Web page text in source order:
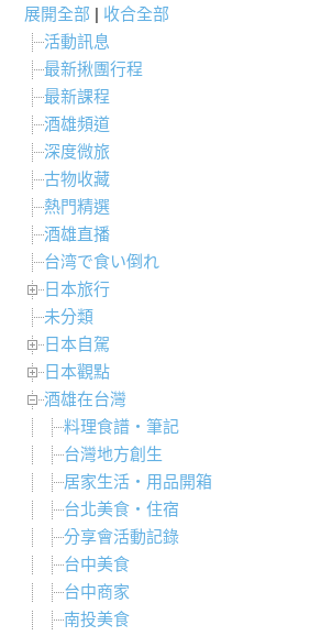
展開全部 | 收合全部
活動訊息
最新揪團行程
最新課程
酒雄頻道
深度微旅
古物收藏
熱門精選
酒雄直播
台湾で食い倒れ
日本旅行
未分類
日本自駕
日本觀點
酒雄在台灣
料理食譜・筆記
台灣地方創生
居家生活・用品開箱
台北美食・住宿
分享會活動記錄
台中美食
台中商家
南投美食